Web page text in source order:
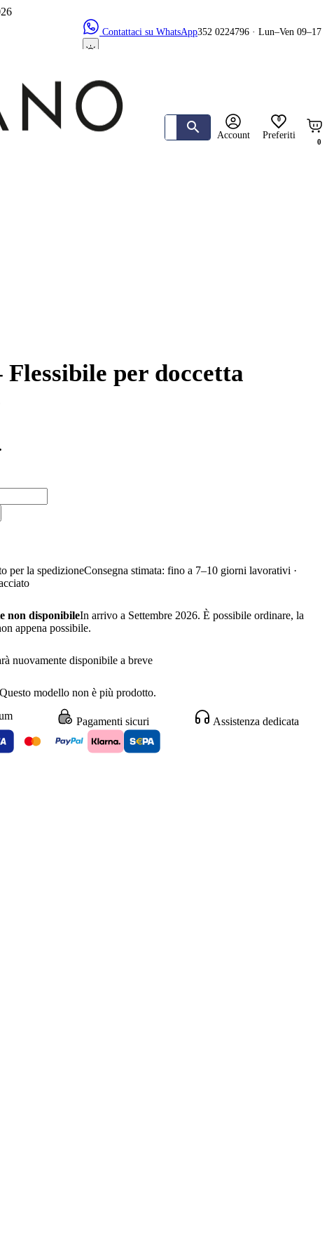
Contattaci su WhatsApp352 0224796 · Lun–Ven 09–17
Account Preferiti
0
0
per doccetta
per la spedizioneConsegna stimata: fino a 7–10 giorni lavorativi ·
non disponibileIn arrivo a Settembre 2026. È possibile ordinare, la
appena possibile.
nuovamente disponibile a breve
modello non è più prodotto.
Pagamenti sicuri
Assistenza dedicata